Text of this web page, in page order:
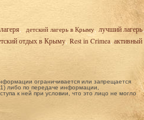
, детский лагерь в Крыму, лучший лагерь,
отдых в Крыму, Rest in Crimea, активный
ограничивается или запрещается
либо по передаче информации,
к ней при условии, что это лицо не могло